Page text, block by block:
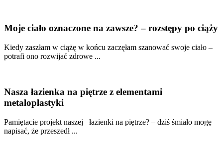
Moje ciało oznaczone na zawsze? – rozstępy po ciąży
Kiedy zaszłam w ciążę w końcu zaczęłam szanować swoje ciało –
potrafi ono rozwijać zdrowe ...
Nasza łazienka na piętrze z elementami
metaloplastyki
Pamiętacie projekt naszej łazienki na piętrze? – dziś śmiało mogę
napisać, że przeszedł ...